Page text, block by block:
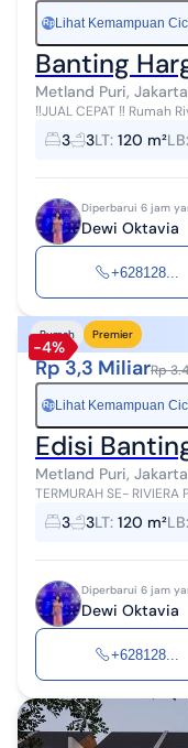
Rp Lihat Kemampuan
Banting
Metland Puri,
‼️JUAL CEPAT ‼️ Rumah
(8x15) LB: 131M² KT:
3 3LT: 120 m²LB:
Diperbarui 6 jam
Dewi Oktavia
+628128...
-4%
Rumah Premier
Rp 3,3 MiliarRp
Rp Lihat Kemampuan
Edisi
Metland Puri,
TERMURAH SE- RIVIERA
Available Rumah Riviera Puri Tahap 2 LT 8x15 LB 130 3+1 KT 3+1 KM 3.3
M Nett Dewi Lin ...
3 3LT: 120 m²LB:
Diperbarui 6 jam
Dewi Oktavia
+628128...